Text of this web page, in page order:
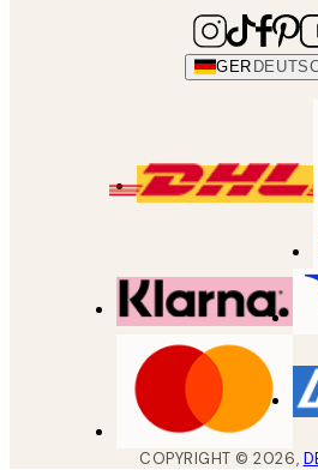
GER
COPYRIGHT ©2026,